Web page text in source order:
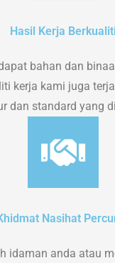
Hasil Kerja Berkualiti
bahan dan
kerja kami juga
dan standard yang
Nasihat
idaman anda atau